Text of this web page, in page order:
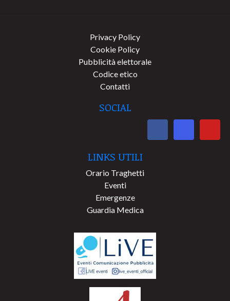
Privacy Policy
Cookie Policy
Pubblicità elettorale
Codice etico
Contatti
SOCIAL
LINKS UTILI
Orario Traghetti
Eventi
Emergenze
Guardia Medica